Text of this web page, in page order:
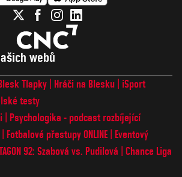
webů
Tlapky Hráči na Blesku
iSport
testy
Psychologika - podcast rozbíjející
Fotbalové přestupy ONLINE
Eventový
92: Szabová vs. Pudilová
Chance Liga